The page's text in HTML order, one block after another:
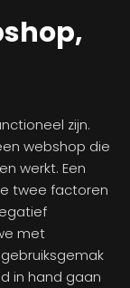
zijn.
webshop die
werkt. Een
twee factoren
met
in hand gaan